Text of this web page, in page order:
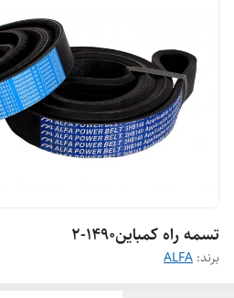
تسمه راه کمباین1490-2
برند: ALFA